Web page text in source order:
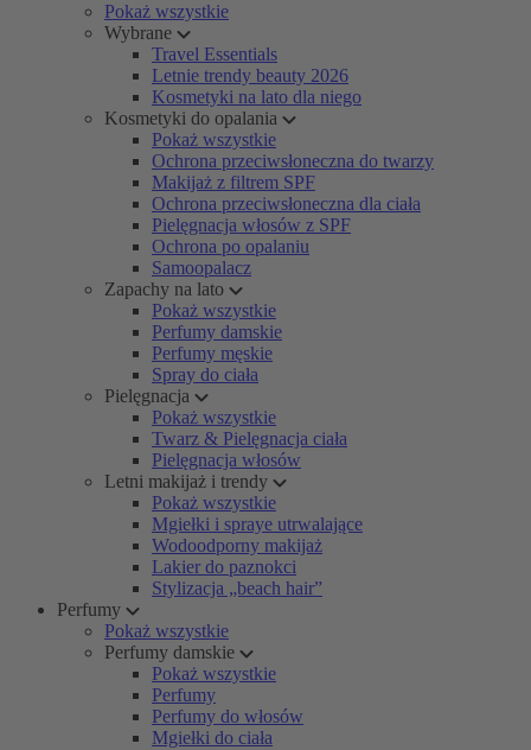
Pokaż wszystkie
Wybrane
Travel Essentials
Letnie trendy beauty 2026
Kosmetyki na lato dla niego
Kosmetyki do opalania
Pokaż wszystkie
Ochrona przeciwsłoneczna do twarzy
Makijaż z filtrem SPF
Ochrona przeciwsłoneczna dla ciała
Pielęgnacja włosów z SPF
Ochrona po opalaniu
Samoopalacz
Zapachy na lato
Pokaż wszystkie
Perfumy damskie
Perfumy męskie
Spray do ciała
Pielęgnacja
Pokaż wszystkie
Twarz & Pielęgnacja ciała
Pielęgnacja włosów
Letni makijaż i trendy
Pokaż wszystkie
Mgiełki i spraye utrwalające
Wodoodporny makijaż
Lakier do paznokci
Stylizacja „beach hair”
Perfumy
Pokaż wszystkie
Perfumy damskie
Pokaż wszystkie
Perfumy
Perfumy do włosów
Mgiełki do ciała